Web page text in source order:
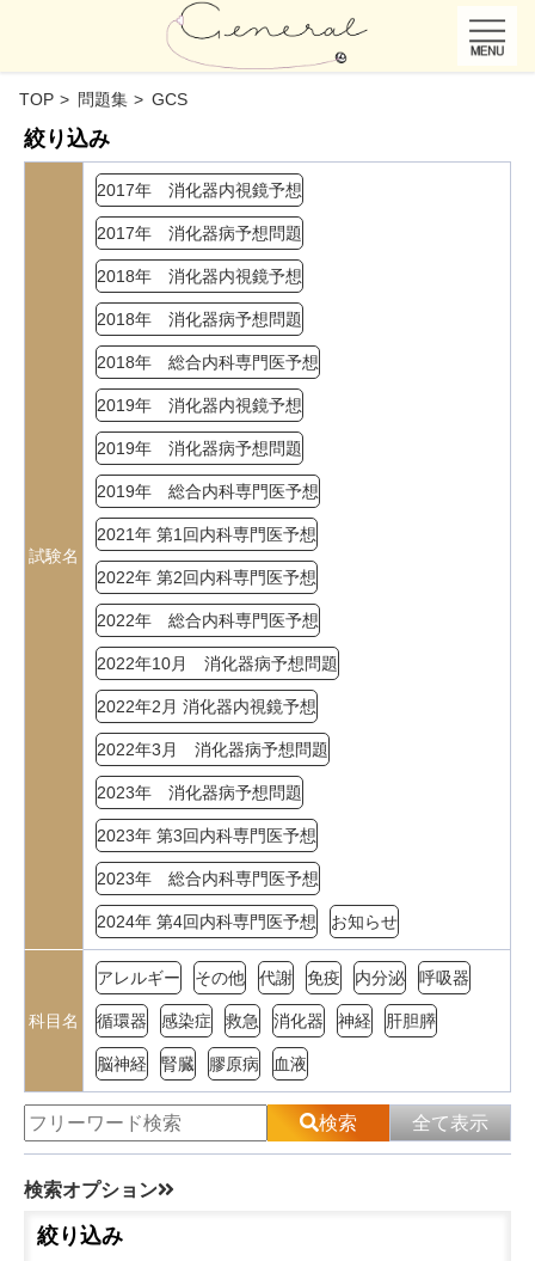
TOP 問題集 GCS
絞り込み
試験名
2017年 消化器内視鏡予想
2017年 消化器病予想問題
2018年 消化器内視鏡予想
2018年 消化器病予想問題
2018年 総合内科専門医予想
2019年 消化器内視鏡予想
2019年 消化器病予想問題
2019年 総合内科専門医予想
2021年 第1回内科専門医予想
2022年 第2回内科専門医予想
2022年 総合内科専門医予想
2022年10月 消化器病予想問題
2022年2月 消化器内視鏡予想
2022年3月 消化器病予想問題
2023年 消化器病予想問題
2023年 第3回内科専門医予想
2023年 総合内科専門医予想
2024年 第4回内科専門医予想 お知らせ
科目名
アレルギー その他 代謝 免疫 内分泌 呼吸器
循環器 感染症 救急 消化器 神経 肝胆膵
脳神経 腎臓 膠原病 血液
検索 全て表示
検索オプション
絞り込み